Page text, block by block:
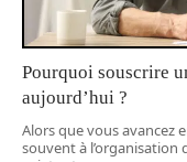
Pourquoi souscrire
aujourd’hui ?
Alors que vous avancez
souvent à l’organisation